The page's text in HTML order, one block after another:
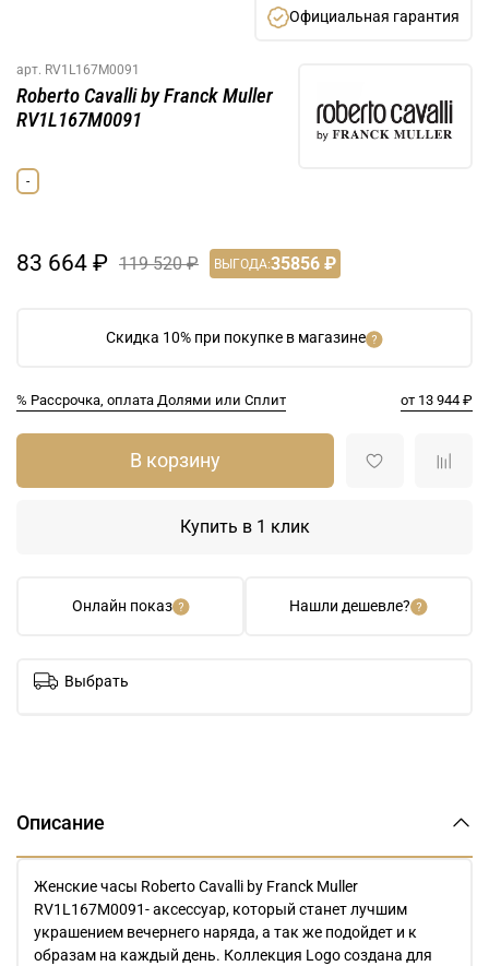
Официальная гарантия
арт. RV1L167M0091
Скидка 10% при покупке в магазине
% Рассрочка, оплата Долями или Сплит от 13 944 ₽
Roberto Cavalli by Franck Muller
RV1L167M0091
-
83 664 ₽ 119 520 ₽ ВЫГОДА:35856 ₽
Онлайн показ Нашли дешевле?
В корзину
Купить в 1 клик
Выбрать
Описание
Женские часы Roberto Cavalli by Franck Muller
RV1L167M0091- аксессуар, который станет лучшим
украшением вечернего наряда, а так же подойдет и к
образам на каждый день. Коллекция Logo создана для